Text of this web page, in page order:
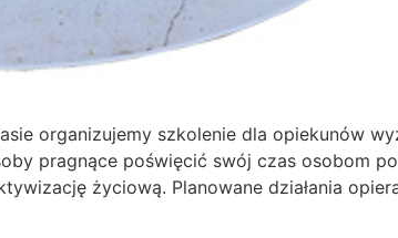
organizujemy szkolenie dla opiekunów
pragnące poświęcić swój czas osobom
życiową. Planowane działania